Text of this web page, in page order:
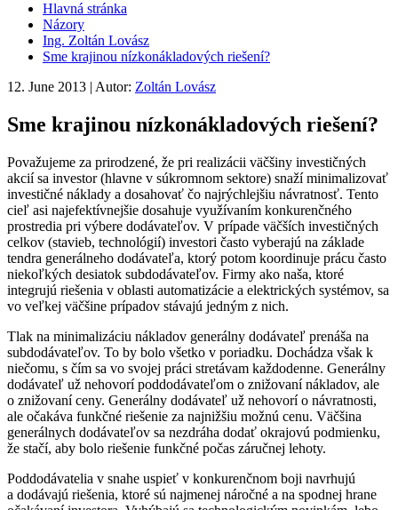
Hlavná stránka
Názory
Ing. Zoltán Lovász
Sme krajinou nízkonákladových riešení?
12. June 2013 | Autor: Zoltán Lovász
Sme krajinou nízkonákladových riešení?
Považujeme za prirodzené, že pri realizácii väčšiny investičných
akcií sa investor (hlavne v súkromnom sektore) snaží minimalizovať
investičné náklady a dosahovať čo najrýchlejšiu návratnosť. Tento
cieľ asi najefektívnejšie dosahuje využívaním konkurenčného
prostredia pri výbere dodávateľov. V prípade väčších investičných
celkov (stavieb, technológií) investori často vyberajú na základe
tendra generálneho dodávateľa, ktorý potom koordinuje prácu často
niekoľkých desiatok subdodávateľov. Firmy ako naša, ktoré
integrujú riešenia v oblasti automatizácie a elektrických systémov, sa
vo veľkej väčšine prípadov stávajú jedným z nich.
Tlak na minimalizáciu nákladov generálny dodávateľ prenáša na
subdodávateľov. To by bolo všetko v poriadku. Dochádza však k
niečomu, s čím sa vo svojej práci stretávam každodenne. Generálny
dodávateľ už nehovorí poddodávateľom o znižovaní nákladov, ale
o znižovaní ceny. Generálny dodávateľ už nehovorí o návratnosti,
ale očakáva funkčné riešenie za najnižšiu možnú cenu. Väčšina
generálnych dodávateľov sa nezdráha dodať okrajovú podmienku,
že stačí, aby bolo riešenie funkčné počas záručnej lehoty.
Poddodávatelia v snahe uspieť v konkurenčnom boji navrhujú
a dodávajú riešenia, ktoré sú najmenej náročné a na spodnej hrane